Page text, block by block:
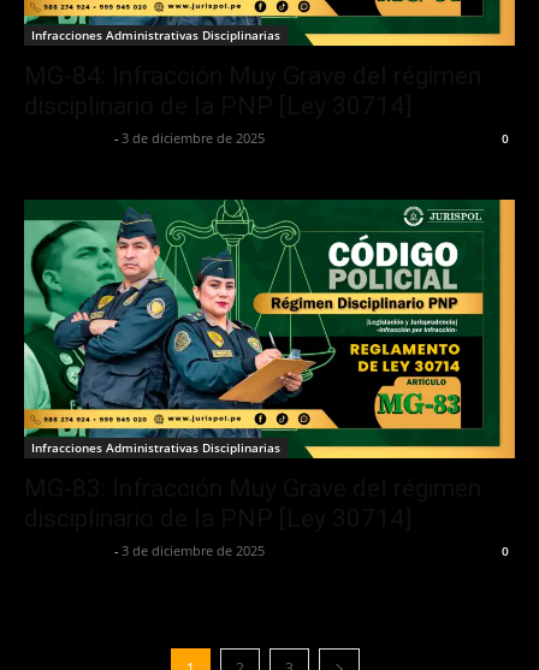
Infracciones Administrativas Disciplinarias
- 3 de diciembre de 2025 0
Infracciones Administrativas Disciplinarias
- 3 de diciembre de 2025 0